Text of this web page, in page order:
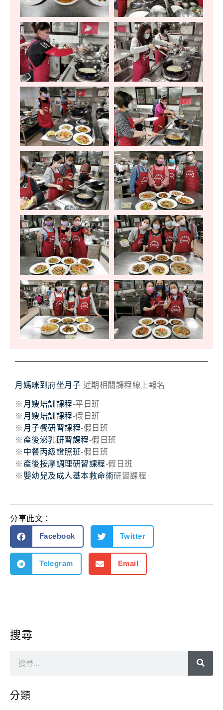
月媽咪到府坐月子 近期相關課程線上報名
※ 月嫂培訓課程-平日班
※ 月嫂培訓課程-假日班
※ 月子餐研習課程-假日班
※ 產後泌乳研習課程-假日班
※ 中餐丙級證照班-假日班
※ 產後按摩調理研習課程-假日班
※ 嬰幼兒及成人基本救命術研習課程
分享此文：
Facebook Twitter
Telegram Email
搜尋
分類